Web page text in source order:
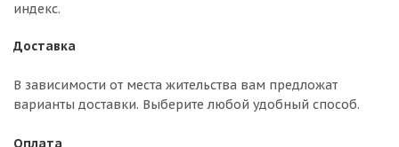
индекс.
Доставка
В зависимости от места жительства вам предложат
варианты доставки. Выберите любой удобный способ.
Оплата